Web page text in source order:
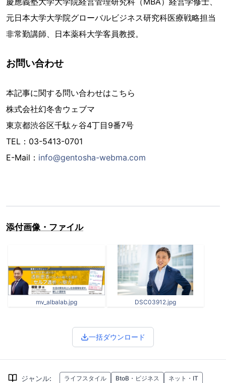
元日本大学大学院グローバルビジネス研究科医療戦略担当
非常勤講師、日本薬科大学客員教授。
お問い合わせ
本記事に関する問い合わせはこちら
株式会社幻冬舎ウェブマ
東京都渋谷区千駄ヶ谷4丁目9番7号
TEL：03-5413-0701
E-Mail： info@gentosha-webma.com
添付画像・ファイル
mv_albalab.jpg DSC03912.jpg
一括ダウンロード
ジャンル: ライフスタイル BtoB・ビジネス ネット・IT